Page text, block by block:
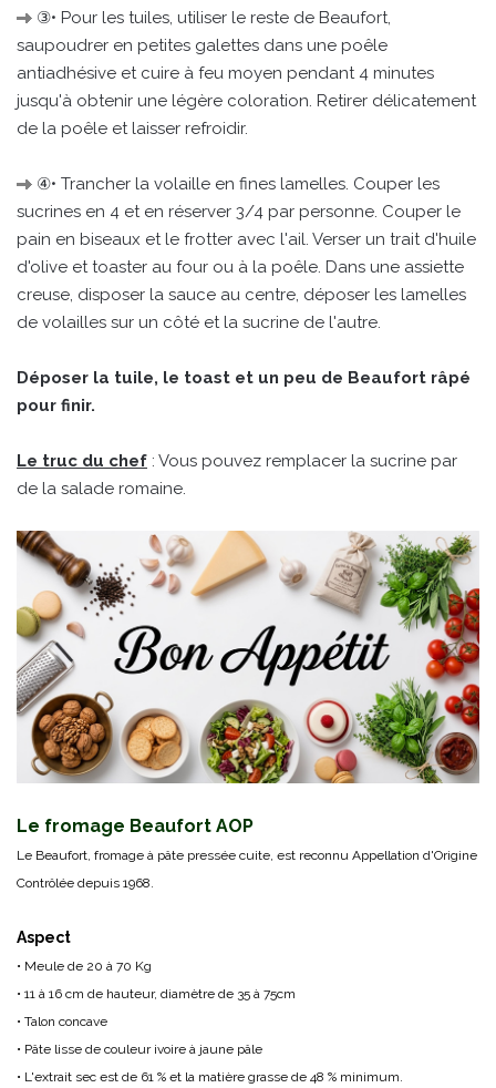
③• Pour les tuiles, utiliser le reste de Beaufort,
saupoudrer en petites galettes dans une poêle
antiadhésive et cuire à feu moyen pendant 4 minutes
jusqu'à obtenir une légère coloration. Retirer délicatement
de la poêle et laisser refroidir.
④• Trancher la volaille en fines lamelles. Couper les
sucrines en 4 et en réserver 3/4 par personne. Couper le
pain en biseaux et le frotter avec l'ail. Verser un trait d'huile
d'olive et toaster au four ou à la poêle. Dans une assiette
creuse, disposer la sauce au centre, déposer les lamelles
de volailles sur un côté et la sucrine de l'autre.
Déposer la tuile, le toast et un peu de Beaufort râpé
pour finir.
Le truc du chef : Vous pouvez remplacer la sucrine par
de la salade romaine.
Le fromage Beaufort AOP
Le Beaufort, fromage à pâte pressée cuite, est reconnu Appellation d'Origine
Contrôlée depuis 1968.
Aspect
• Meule de 20 à 70 Kg
• 11 à 16 cm de hauteur, diamètre de 35 à 75cm
• Talon concave
• Pâte lisse de couleur ivoire à jaune pâle
• L'extrait sec est de 61 % et la matière grasse de 48 % minimum.